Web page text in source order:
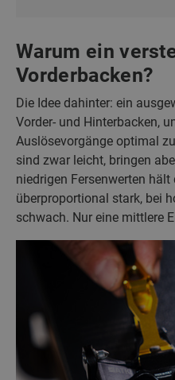
Warum ein
Vorderbacken?
Die Idee dahinter: ein
Vorder- und Hinterbacken,
Auslösevorgänge optimal
sind zwar leicht, bringen
niedrigen Fersenwerten hält
überproportional stark, bei
schwach. Nur eine mittlere